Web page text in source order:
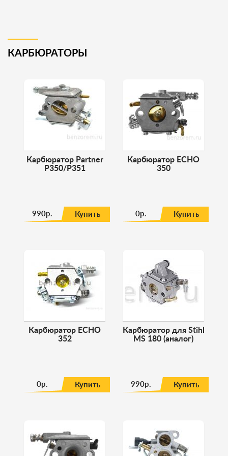
КАРБЮРАТОРЫ
Карбюратор Partner
P350/P351
990р. Купить
Карбюратор ECHO
350
0р. Купить
Карбюратор ECHO
352
0р. Купить
Карбюратор для Stihl
MS 180 (аналог)
990р. Купить